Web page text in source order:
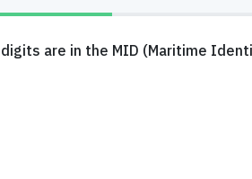
are in the MID (Maritime